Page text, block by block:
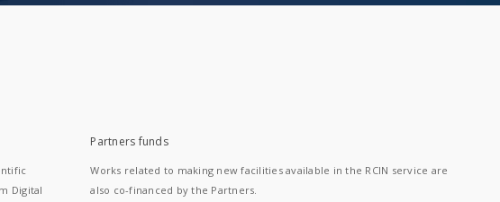
Digital
Partners funds
Works related to making new facilities available in the RCIN service are
also co-financed by the Partners.